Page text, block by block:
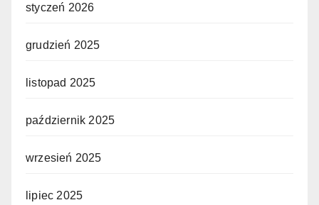
styczeń 2026
grudzień 2025
listopad 2025
październik 2025
wrzesień 2025
lipiec 2025